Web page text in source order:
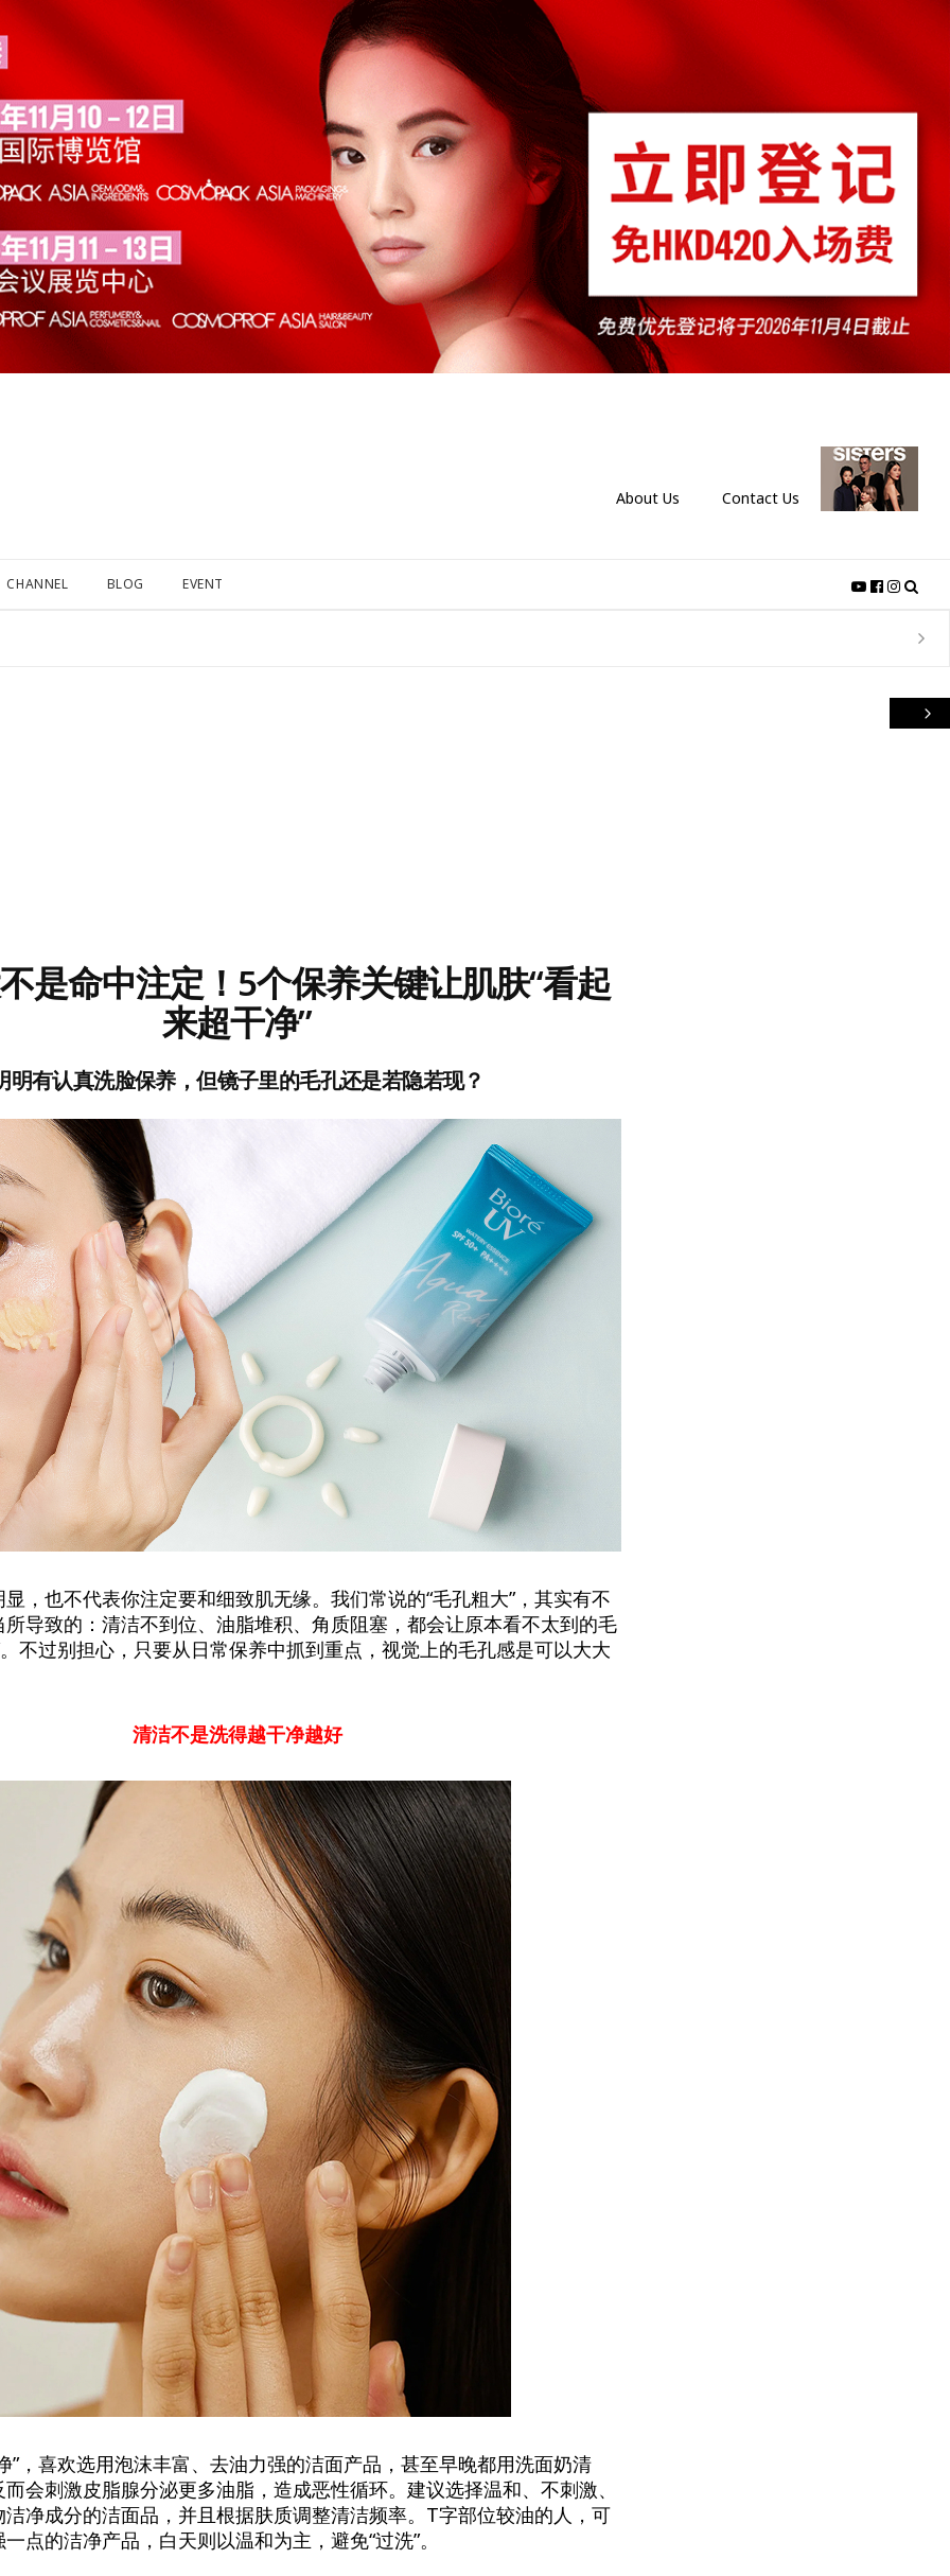
About Us Contact Us
CHANNEL BLOG EVENT
是命中注定！5个保养关键让肌肤“看起
来超干净”
明有认真洗脸保养，但镜子里的毛孔还是若隐若现？
，也不代表你注定要和细致肌无缘。我们常说的“毛孔粗大”，其实有不
导致的：清洁不到位、油脂堆积、角质阻塞，都会让原本看不太到的毛
不过别担心，只要从日常保养中抓到重点，视觉上的毛孔感是可以大大
清洁不是洗得越干净越好
”，喜欢选用泡沫丰富、去油力强的洁面产品，甚至早晚都用洗面奶清
会刺激皮脂腺分泌更多油脂，造成恶性循环。建议选择温和、不刺激、
净成分的洁面品，并且根据肤质调整清洁频率。T字部位较油的人，可
点的洁净产品，白天则以温和为主，避免“过洗”。